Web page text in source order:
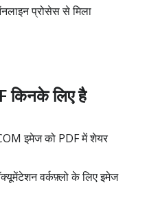
प्रोसेस से मिला
किनके लिए है
इमेज को PDF में शेयर
वर्कफ़्लो के लिए इमेज